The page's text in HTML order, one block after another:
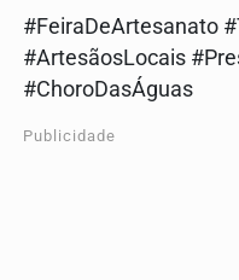
#FeiraDeArtesanato
#ArtesãosLocais
#ChoroDasÁguas
Publicidade